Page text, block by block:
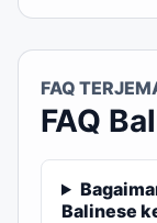
FAQ
FAQ
Balinese